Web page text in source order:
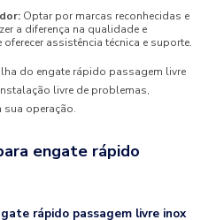
Optar por marcas reconhecidas e
a diferença na qualidade e
assistência técnica e suporte.
do engate rápido passagem livre
livre de problemas,
sua operação.
engate rápido
rápido passagem livre inox